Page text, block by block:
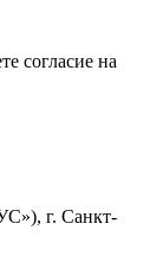
согласие на
г. Санкт-